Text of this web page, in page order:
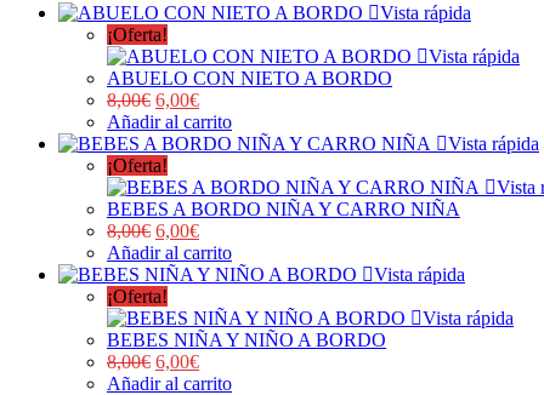
Vista rápida
¡Oferta!
Vista rápida
ABUELO CON NIETO A BORDO
8,00€ 6,00€
Añadir al carrito
Vista rápida
¡Oferta!
Vista
BEBES A BORDO NIÑA Y CARRO NIÑA
8,00€ 6,00€
Añadir al carrito
Vista rápida
¡Oferta!
Vista rápida
BEBES NIÑA Y NIÑO A BORDO
8,00€ 6,00€
Añadir al carrito